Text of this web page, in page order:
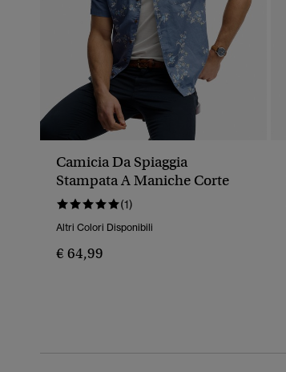
Camicia Da Spiaggia
Stampata A Maniche Corte
(1)
Altri Colori Disponibili
€ 64,99